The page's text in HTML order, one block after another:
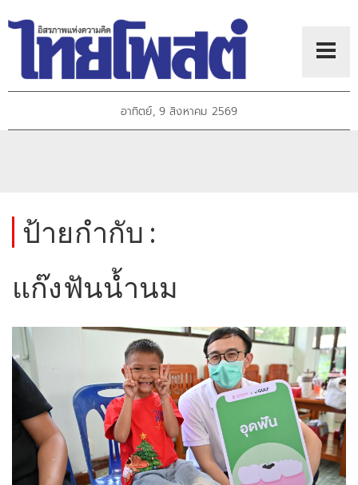
อาทิตย์, 9 สิงหาคม 2569
ป้ายกำกับ :
แก๊งฟันน้ำนม